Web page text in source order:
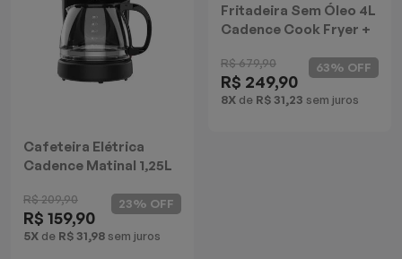
Cafeteira Elétrica
Cadence Matinal 1,25L
R$ 209,90
R$ 159,90
5X de R$ 31,98 sem juros
23% OFF
Fritadeira Sem Óleo 4L
Cadence Cook Fryer +
R$ 679,90
R$ 249,90
8X de R$ 31,23 sem juros
63% OFF